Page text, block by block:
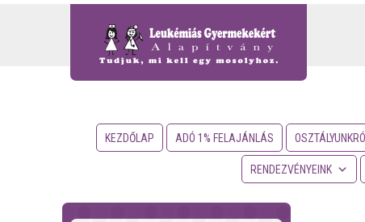
KEZDŐLAP ADÓ 1% FELAJÁNLÁS OSZTÁLYUNKRÓL
RENDEZVÉNYEINK